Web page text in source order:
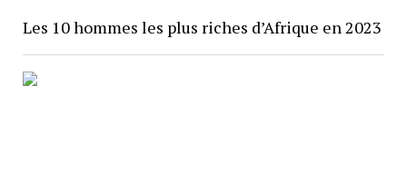
Les 10 hommes les plus riches d’Afrique en 2023